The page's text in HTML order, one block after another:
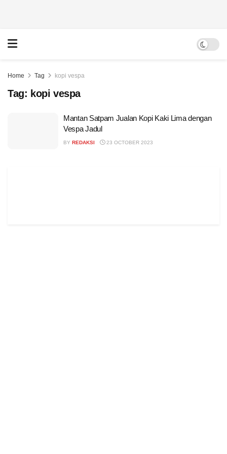
Home Tag kopi vespa
Tag: kopi vespa
Mantan Satpam Jualan Kopi Kaki Lima dengan
Vespa Jadul
BY REDAKSI 23 OCTOBER 2023